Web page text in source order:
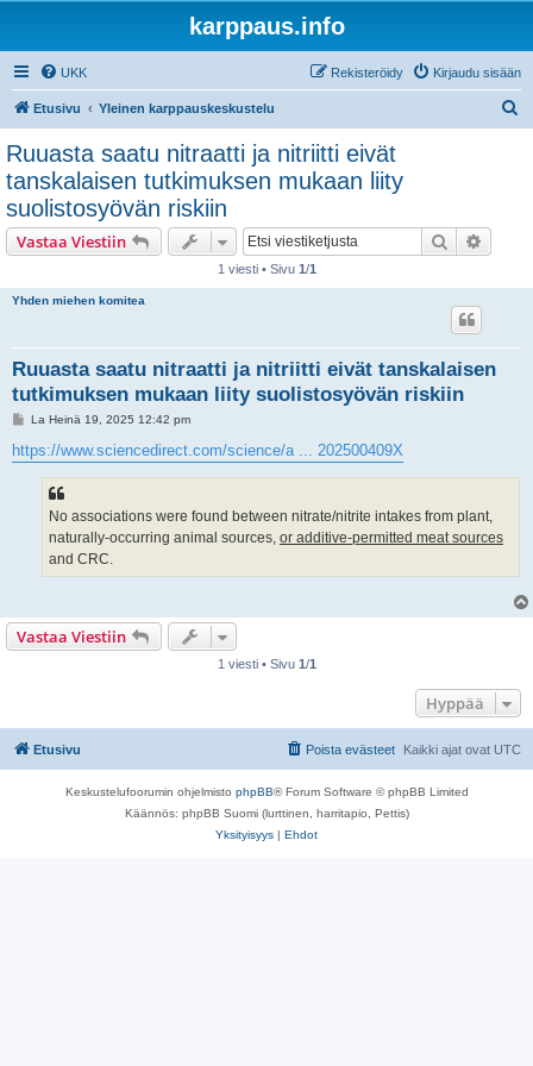
karppaus.info
UKK Kirjaudu sisään
Rekisteröidy
Etusivu Yleinen karppauskeskustelu
Ruuasta saatu nitraatti ja nitriitti eivät
tanskalaisen tutkimuksen mukaan liity
suolistosyövän riskiin
Vastaa Viestiin Etsi
1 viesti • Sivu 1/1
Yhden miehen komitea
Ruuasta saatu nitraatti ja nitriitti eivät tanskalaisen
tutkimuksen mukaan liity suolistosyövän riskiin
V
e
s
La Heinä 19, 2025 12:42 pm
https://www.sciencedirect.com/science/a ... 202500409X
No associations were found between nitrate/nitrite intakes from plant,
naturally-occurring animal sources, or additive-permitted meat sources
and CRC.
Vastaa Viestiin
1 viesti • Sivu 1/1
Hyppää
Etusivu Kaikki ajat ovat UTC
Poista evästeet
Keskustelufoorumin ohjelmisto phpBB® Forum Software © phpBB Limited
Käännös: phpBB Suomi (lurttinen, harritapio, Pettis)
Yksityisyys | Ehdot